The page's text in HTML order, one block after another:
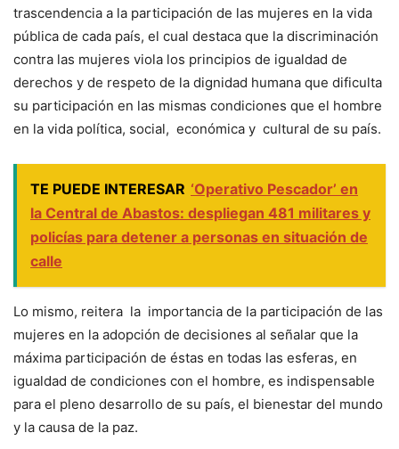
trascendencia a la participación de las mujeres en la vida
pública de cada país, el cual destaca que la discriminación
contra las mujeres viola los principios de igualdad de
derechos y de respeto de la dignidad humana que dificulta
su participación en las mismas condiciones que el hombre
en la vida política, social, económica y cultural de su país.
TE PUEDE INTERESAR ‘Operativo Pescador’ en
la Central de Abastos: despliegan 481 militares y
policías para detener a personas en situación de
calle
Lo mismo, reitera la importancia de la participación de las
mujeres en la adopción de decisiones al señalar que la
máxima participación de éstas en todas las esferas, en
igualdad de condiciones con el hombre, es indispensable
para el pleno desarrollo de su país, el bienestar del mundo
y la causa de la paz.